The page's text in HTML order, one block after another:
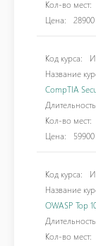
Кол-во мест:
Цена:
Код курса:
Название
CompTIA
Кол-во мест:
Цена:
Код курса:
Название
OWASP Top
Кол-во мест: